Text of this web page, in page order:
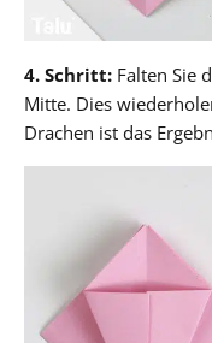
4. Schritt: Falten Sie
Mitte. Dies
Drachen ist das